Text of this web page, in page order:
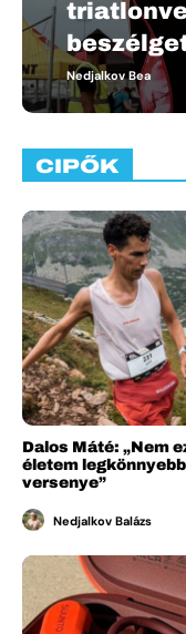
Nedjalkov Bea
CIPŐK
Dalos Máté: „Nem
életem legkönnyebb
versenye”
Nedjalkov Balázs